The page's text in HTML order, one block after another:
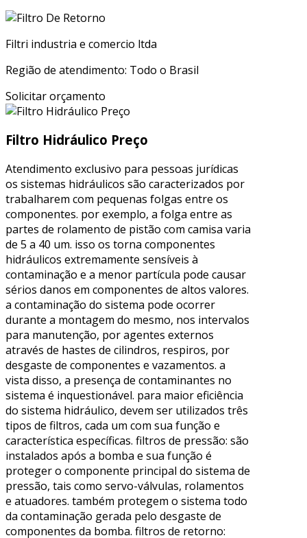
Filtri industria e comercio ltda
Região de atendimento: Todo o Brasil
Solicitar orçamento
Filtro Hidráulico Preço
Atendimento exclusivo para pessoas jurídicas
os sistemas hidráulicos são caracterizados por
trabalharem com pequenas folgas entre os
componentes. por exemplo, a folga entre as
partes de rolamento de pistão com camisa varia
de 5 a 40 um. isso os torna componentes
hidráulicos extremamente sensíveis à
contaminação e a menor partícula pode causar
sérios danos em componentes de altos valores.
a contaminação do sistema pode ocorrer
durante a montagem do mesmo, nos intervalos
para manutenção, por agentes externos
através de hastes de cilindros, respiros, por
desgaste de componentes e vazamentos. a
vista disso, a presença de contaminantes no
sistema é inquestionável. para maior eficiência
do sistema hidráulico, devem ser utilizados três
tipos de filtros, cada um com sua função e
característica específicas. filtros de pressão: são
instalados após a bomba e sua função é
proteger o componente principal do sistema de
pressão, tais como servo-válvulas, rolamentos
e atuadores. também protegem o sistema todo
da contaminação gerada pelo desgaste de
componentes da bomba. filtros de retorno: